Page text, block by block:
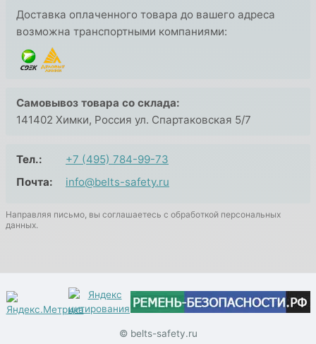
Доставка оплаченного товара до вашего адреса
возможна транспортными компаниями:
Самовывоз товара со склада:
141402 Химки, Россия ул. Спартаковская 5/7
Тел.:
+7 (495) 784-99-73
Почта:
info@belts-safety.ru
Направляя письмо, вы соглашаетесь с обработкой персональных
данных.
© belts-safety.ru